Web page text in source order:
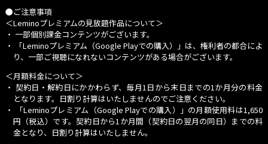
●ご注意事項
＜Leminoプレミアムの見放題作品について＞
・ 一部個別課金コンテンツがございます。
・
「Leminoプレミアム（Google Playでの購入）」 は、権利者の都合によ
り、一部ご視聴になれないコンテンツがある場合がございます。
＜月額料金について＞
・ 契約日・解約日にかかわらず、毎月1日から末日までの1か月分の料金
となります。日割り計算はいたしませんのでご注意ください。
・
「Leminoプレミアム（Google Playでの購入）」 の月額使用料は1,650
円（税込）です。契約日から1か月間（契約日の翌月の同日）までの料
金となり、日割り計算はいたしません。